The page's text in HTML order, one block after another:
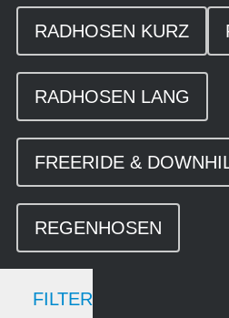
RADHOSEN KURZ
RADHOSEN LANG
FREERIDE &
REGENHOSEN
FILTER